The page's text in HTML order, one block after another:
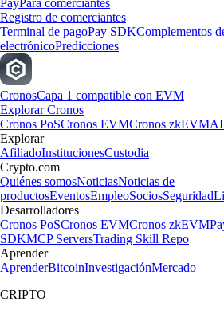
PayPara comerciantes
Registro de comerciantes
Terminal de pagoPay SDKComplementos
electrónicoPredicciones
CronosCapa 1 compatible con EVM
Explorar Cronos
Cronos PoSCronos EVMCronos zkEVM
Explorar
AfiliadoInstitucionesCustodia
Crypto.com
Quiénes somosNoticiasNoticias de
productosEventosEmpleoSociosSeguridad
Desarrolladores
Cronos PoSCronos EVMCronos zkEVM
SDKMCP ServersTrading Skill Repo
Aprender
AprenderBitcoinInvestigaciónMercado
CRIPTO